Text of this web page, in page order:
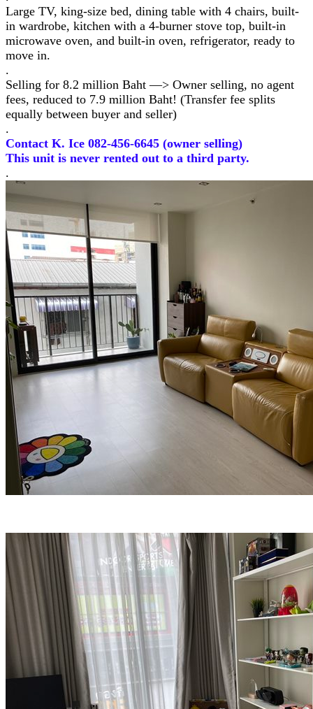
Large TV, king-size bed, dining table with 4 chairs, built-
in wardrobe, kitchen with a 4-burner stove top, built-in
microwave oven, and built-in oven, refrigerator, ready to
move in.
.
Selling for 8.2 million Baht —> Owner selling, no agent
fees, reduced to 7.9 million Baht! (Transfer fee splits
equally between buyer and seller)
.
Contact K. Ice 082-456-6645 (owner selling)
This unit is never rented out to a third party.
.